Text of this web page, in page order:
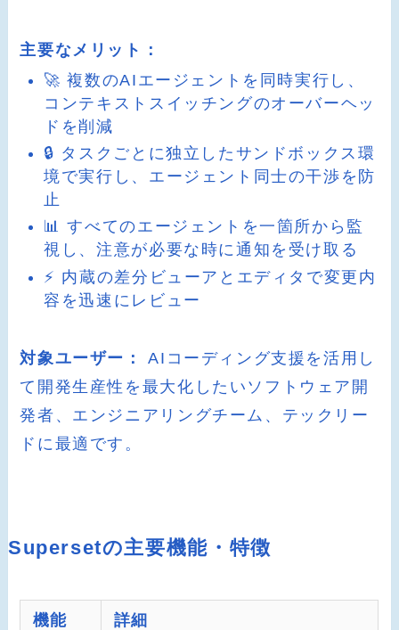
主要なメリット：
🚀 複数のAIエージェントを同時実行し、
コンテキストスイッチングのオーバーヘッ
ドを削減
🔒 タスクごとに独立したサンドボックス環
境で実行し、エージェント同士の干渉を防
止
📊 すべてのエージェントを一箇所から監
視し、注意が必要な時に通知を受け取る
⚡ 内蔵の差分ビューアとエディタで変更内
容を迅速にレビュー
対象ユーザー：
AIコーディング支援を活用し
て開発生産性を最大化したいソフトウェア開
発者、エンジニアリングチーム、テックリー
ドに最適です。
Supersetの主要機能・特徴
機能 詳細